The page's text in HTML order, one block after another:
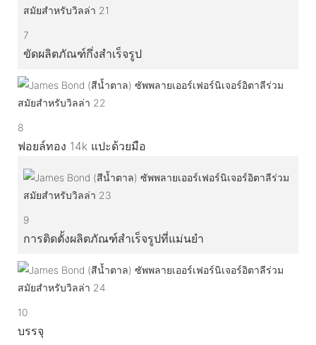
7
ขัดผลิตภัณฑ์กึ่งสำเร็จรูป
8
ฟอยล์ทอง 14k แปะด้วยมือ
9
การติดตั้งผลิตภัณฑ์สำเร็จรูปที่แม่นยำ
10
บรรจุ